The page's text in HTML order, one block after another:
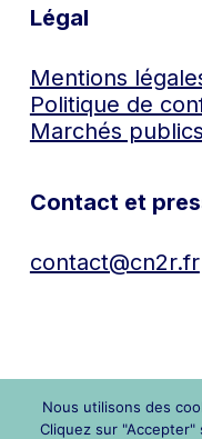
Légal
Mentions
Politique de
Marchés publics
Contact et
contact@cn2r.fr
Nous utilisons des
Cliquez sur